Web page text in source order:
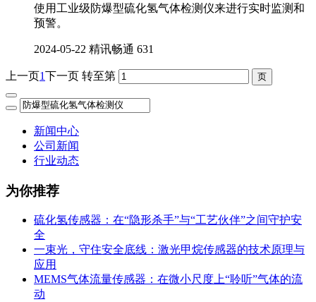
使用工业级防爆型硫化氢气体检测仪​来进行实时监测和
预警。
2024-05-22 精讯畅通 631
上一页1下一页 转至第
新闻中心
公司新闻
行业动态
为你推荐
硫化氢传感器：在“隐形杀手”与“工艺伙伴”之间守护安
全
一束光，守住安全底线：激光甲烷传感器的技术原理与
应用
MEMS气体流量传感器：在微小尺度上“聆听”气体的流
动